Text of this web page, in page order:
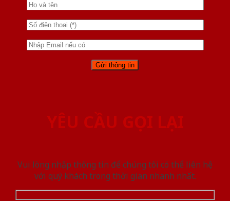
YÊU CẦU GỌI LẠI
Vui lòng nhập thông tin để chúng tôi có thể liên hệ
với quý khách trong thời gian nhanh nhất.